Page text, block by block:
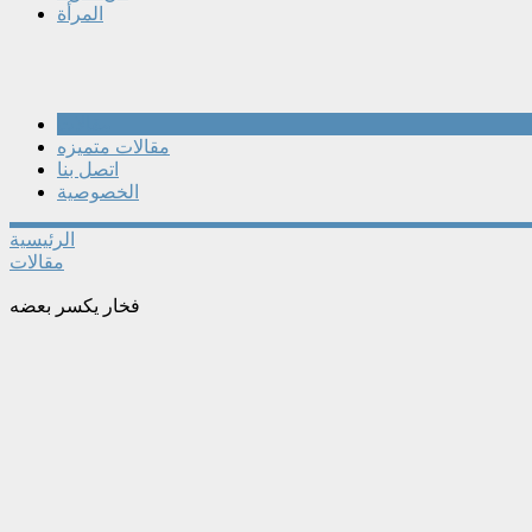
المرأة
مقالات متميزه
اتصل بنا
الخصوصية
الرئيسية
مقالات
فخار يكسر بعضه